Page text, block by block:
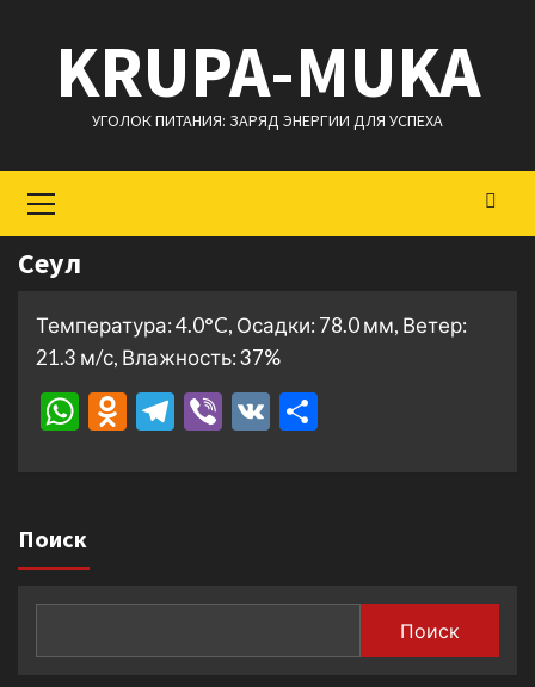
содержимому
KRUPA-MUKA
УГОЛОК ПИТАНИЯ: ЗАРЯД ЭНЕРГИИ ДЛЯ УСПЕХА
меню
Сеул
Температура: 4.0°C, Осадки: 78.0 мм, Ветер:
21.3 м/с, Влажность: 37%
WhatsApp
Odnoklassniki
Telegram
Viber
VK
Поиск
Поиск